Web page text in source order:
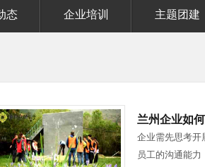
态 企业培训 主题团建
兰州企业如
企业需先思考开
员工的沟通能